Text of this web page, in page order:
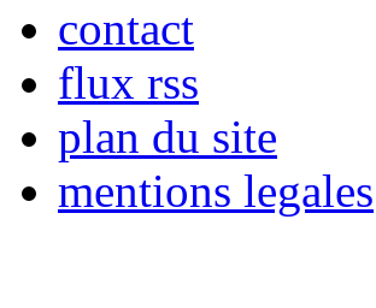
contact
flux rss
plan du site
mentions legales